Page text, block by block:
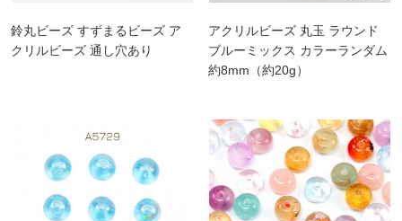
鈴丸ビーズ すずまるビーズ ア
クリルビーズ 通し穴あり
アクリルビーズ 丸玉 ラウンド
ブルーミックス カラーランダム
約8mm（約20g）